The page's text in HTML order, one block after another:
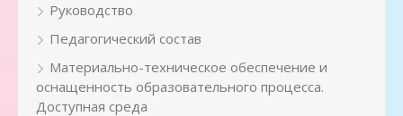
Руководство
Педагогический состав
Материально-техническое обеспечение и
оснащенность образовательного процесса.
Доступная среда